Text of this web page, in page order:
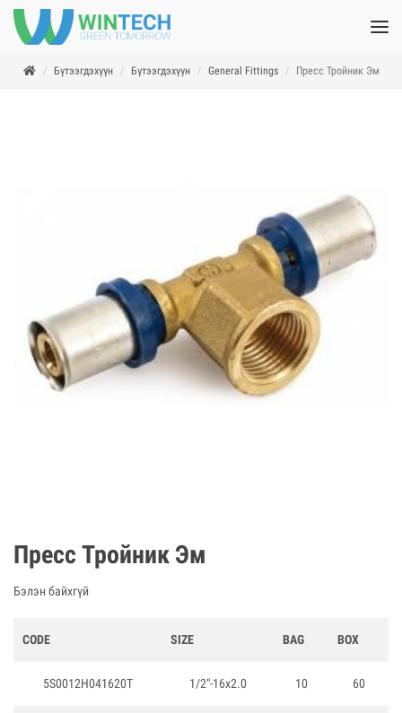
Бүтээгдэхүүн Бүтээгдэхүүн General Fittings Пресс Тройник Эм
Пресс Тройник Эм
Бэлэн байхгүй
CODE SIZE BAG BOX
5S0012H041620T 1/2"-16x2.0 10 60